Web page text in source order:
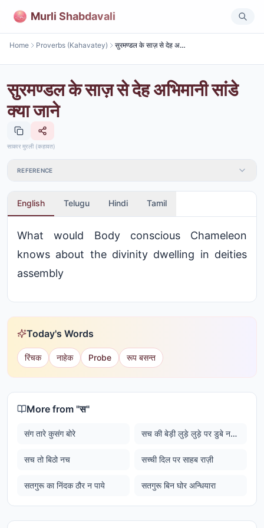
Murli Shabdavali
Home Proverbs (Kahavatey) सुरमण्डल के साज़ से देह अभिमानी सांडे क्या जाने
सुरमण्डल के साज़ से देह अभिमानी सांडे
क्या जाने
साकार मुरली (कहावत)
REFERENCE
English Telugu Hindi Tamil
What would Body conscious Chameleon
knows about the divinity dwelling in deities
assembly
Today's Words
रिंचक नाहेक Probe रूप बसन्त
More from "स"
संग तारे कुसंग बोरे सच की बेड़ी लुड़े लुड़े पर डुबे नहीं (सच की बेड़ी हिलती डुलती है लेकिन डूबती नहीं है)
सच तो बिठो नच सच्ची दिल पर साहब राज़ी
सतगुरू का निंदक ठौर न पाये सतगुरू बिन घोर अन्धियारा